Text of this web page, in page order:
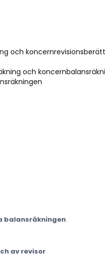
och
och
balansräkningen
av revisor